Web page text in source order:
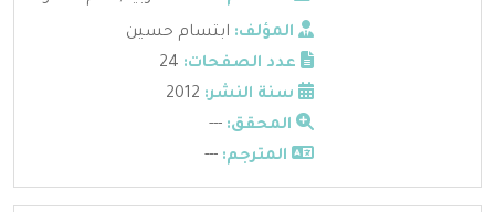
المؤلف: ابتسام حسين
عدد الصفحات:
سنة النشر:
المحقق: ---
المترجم: ---